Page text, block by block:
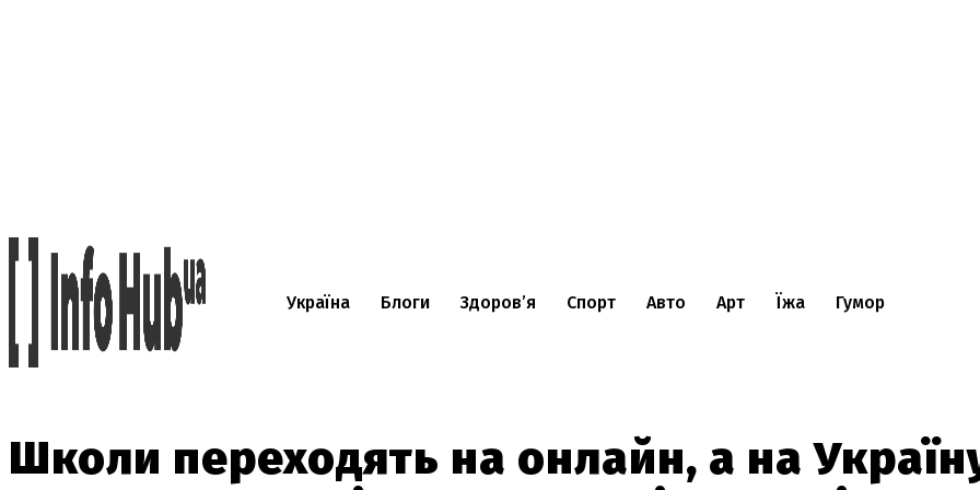
Україна Блоги Здоров’я Спорт Авто Арт Їжа Гумор
Школи переходять на онлайн, а на